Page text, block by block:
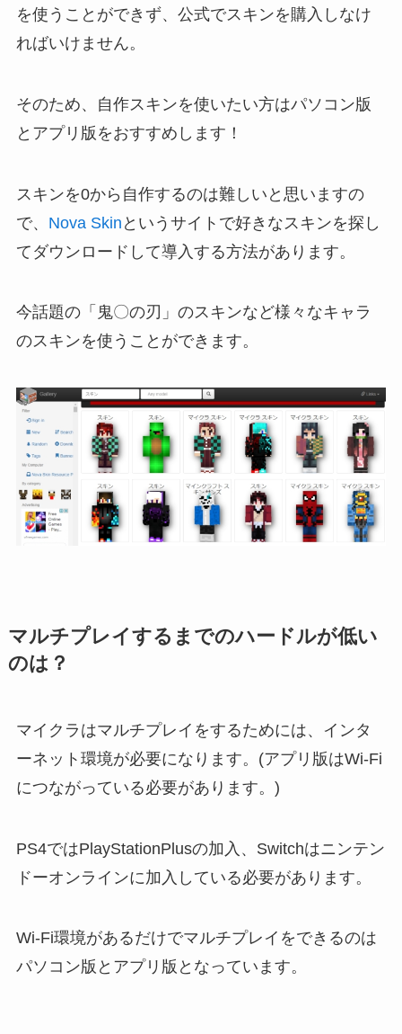
を使うことができず、公式でスキンを購入しなけ
ればいけません。
そのため、自作スキンを使いたい方はパソコン版
とアプリ版をおすすめします！
スキンを0から自作するのは難しいと思いますの
で、 Nova Skin というサイトで好きなスキンを探し
てダウンロードして導入する方法があります。
今話題の「鬼〇の刃」のスキンなど様々なキャラ
のスキンを使うことができます。
マルチプレイするまでのハードルが低い
のは？
マイクラはマルチプレイをするためには、インタ
ーネット環境が必要になります。(アプリ版はWi-Fi
につながっている必要があります。)
PS4ではPlayStationPlusの加入、Switchはニンテン
ドーオンラインに加入している必要があります。
Wi-Fi環境があるだけでマルチプレイをできるのは
パソコン版とアプリ版となっています。